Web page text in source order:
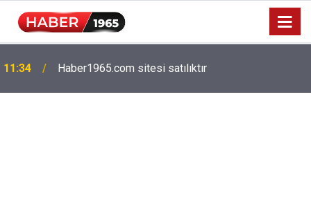
11:34 Haber1965.com sitesi satılıktır
15:52
hesaplarda